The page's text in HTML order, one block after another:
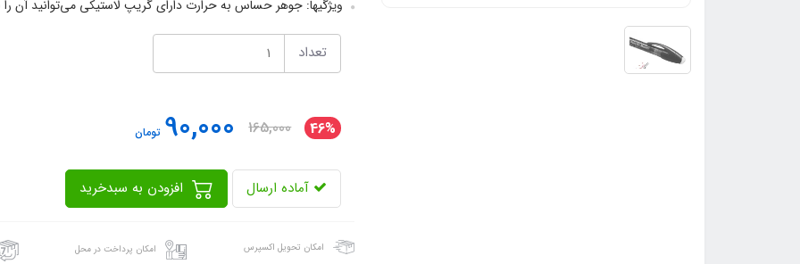
ویژگیها: جوهر حساس به حرارت دارای گریپ لاستیکی می‌توانید آن را
تعداد
46%
165,000
90,000 تومان
آماده ارسال
امکان تحویل اکسپرس امکان پرداخت در محل